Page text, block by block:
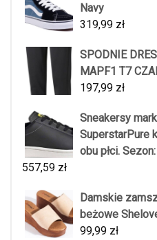
Navy
319,99 zł
SPODNIE
MAPF1 T7
197,99 zł
Sneakersy
SuperstarPure
obu płci.
557,59 zł
Damskie
beżowe
99,99 zł